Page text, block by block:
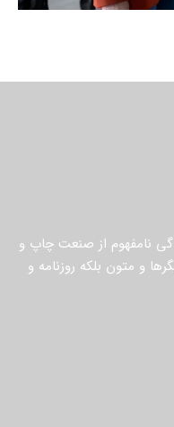
نامفهوم از صنعت چاپ و
و متون بلکه روزنامه و